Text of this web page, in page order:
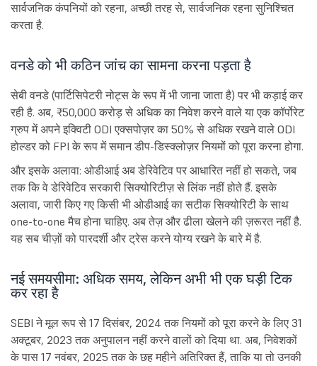
सार्वजनिक कंपनियों को रहना, अच्छी तरह से, सार्वजनिक रहना सुनिश्चित
करता है.
वनडे को भी कठिन जांच का सामना करना पड़ता है
सेबी वनडे (पार्टिसिपेटरी नोट्स के रूप में भी जाना जाता है) पर भी कड़ाई कर
रही है. अब, ₹50,000 करोड़ से अधिक का निवेश करने वाले या एक कॉर्पोरेट
ग्रुप में अपने इक्विटी ODI एक्सपोज़र का 50% से अधिक रखने वाले ODI
होल्डर को FPI के रूप में समान डीप-डिस्क्लोज़र नियमों को पूरा करना होगा.
और इसके अलावा: ओडीआई अब डेरिवेटिव पर आधारित नहीं हो सकते, जब
तक कि वे डेरिवेटिव सरकारी सिक्योरिटीज़ से लिंक नहीं होते हैं. इसके
अलावा, जारी किए गए किसी भी ओडीआई का सटीक सिक्योरिटी के साथ
one-to-one मैच होना चाहिए. अब तेज़ और ढीला खेलने की ज़रूरत नहीं है.
यह सब चीज़ों को पारदर्शी और ट्रेस करने योग्य रखने के बारे में है.
नई समयसीमा: अधिक समय, लेकिन अभी भी एक घड़ी टिक
कर रहा है
SEBI ने मूल रूप से 17 दिसंबर, 2024 तक नियमों को पूरा करने के लिए 31
अक्टूबर, 2023 तक अनुपालन नहीं करने वालों को दिया था. अब, निवेशकों
के पास 17 नवंबर, 2025 तक के छह महीने अतिरिक्त हैं, ताकि या तो उनकी